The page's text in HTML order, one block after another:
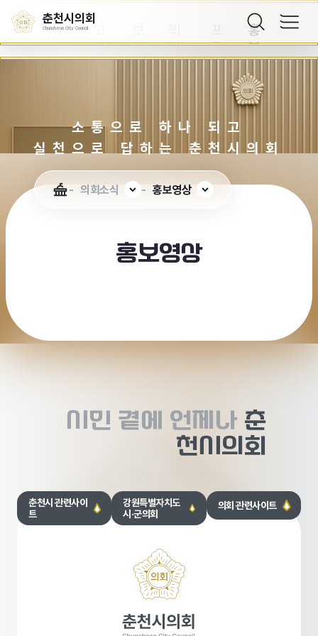
춘천시의회
Chuncheon City Council
공
지
사
고
시/
공
도
자
회
소
토
의
홍
보
영
상
소통으로 하나 되고
실천으로 답하는 춘천시의회
의회소식 홍보영상
홍보영상
시민 곁에 언제나 춘
천시의회
춘천시 관련사이
트
강원특별자치도
시·군의회
의회 관련사이트